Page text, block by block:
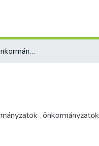
Járási/kistérségi önkormányzatok Európában
, önkormányzatok